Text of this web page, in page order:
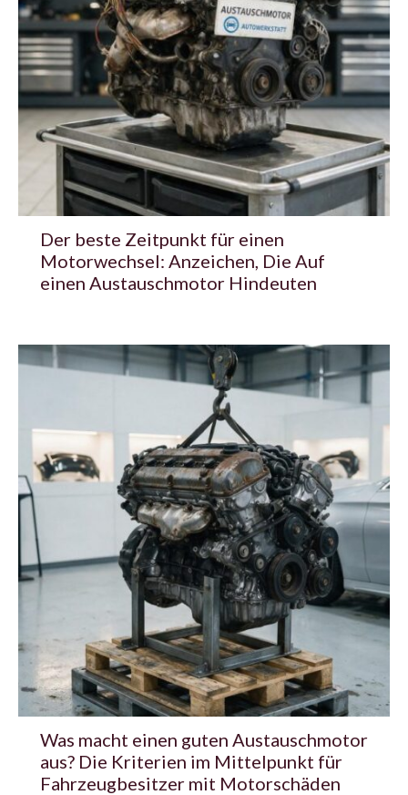
Der beste Zeitpunkt für einen
Motorwechsel: Anzeichen, Die Auf
einen Austauschmotor Hindeuten
Was macht einen guten Austauschmotor
aus? Die Kriterien im Mittelpunkt für
Fahrzeugbesitzer mit Motorschäden